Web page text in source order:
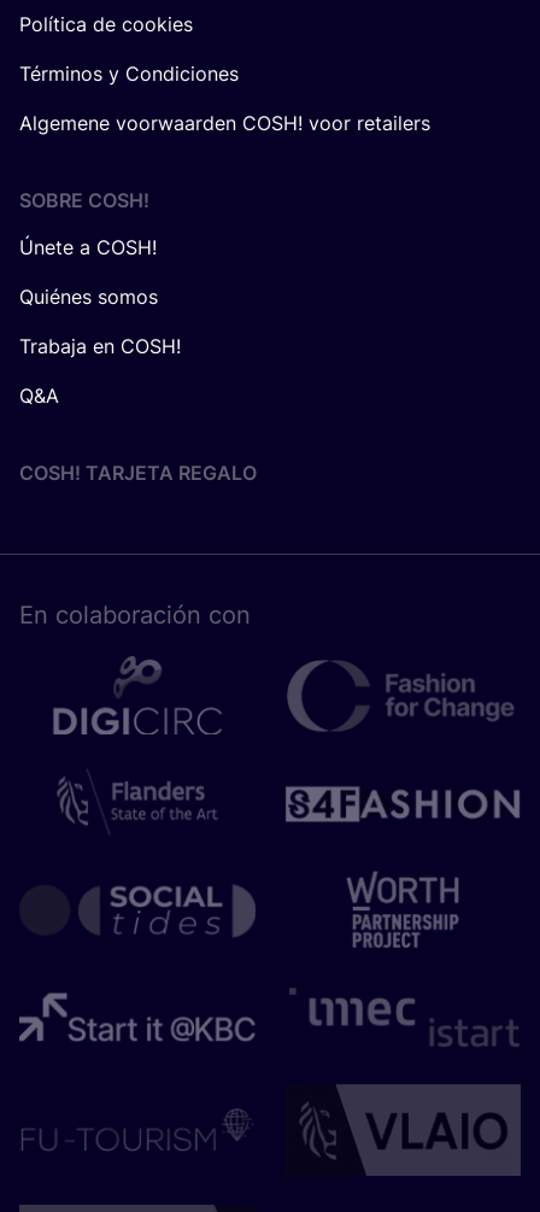
Política de cookies
Términos y Condiciones
Algemene voorwaarden COSH! voor retailers
SOBRE COSH!
Únete a COSH!
Quiénes somos
Trabaja en COSH!
Q&A
COSH! TARJETA REGALO
En cola­bo­ra­ción con